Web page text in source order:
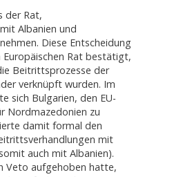
der Rat,
Albanien und
Diese Entscheidung
Rat bestätigt,
Beitrittsprozesse der
verknüpft wurden. Im
sich Bulgarien, den EU-
Nordmazedonien zu
damit formal den
mit
auch mit Albanien).
Veto aufgehoben hatte,